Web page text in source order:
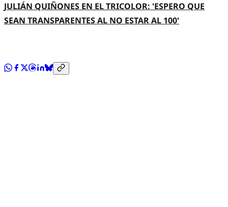
JULIÁN QUIÑONES EN EL TRICOLOR: 'ESPERO QUE
SEAN TRANSPARENTES AL NO ESTAR AL 100'